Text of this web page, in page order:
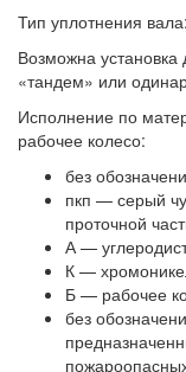
Тип уплотнения
Возможна установка
«тандем» или
Исполнение по
рабочее колесо:
без
пкп — серый
проточной
А —
К —
Б — рабочее
без